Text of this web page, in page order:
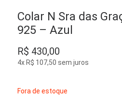
Colar N Sra das
925 – Azul
R$ 430,00
4x R$ 107,50 sem juros
Fora de estoque